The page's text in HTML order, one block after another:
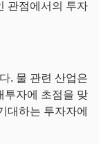
관점에서의 투자
. 물 관련 산업은
투자에 초점을 맞
대하는 투자자에